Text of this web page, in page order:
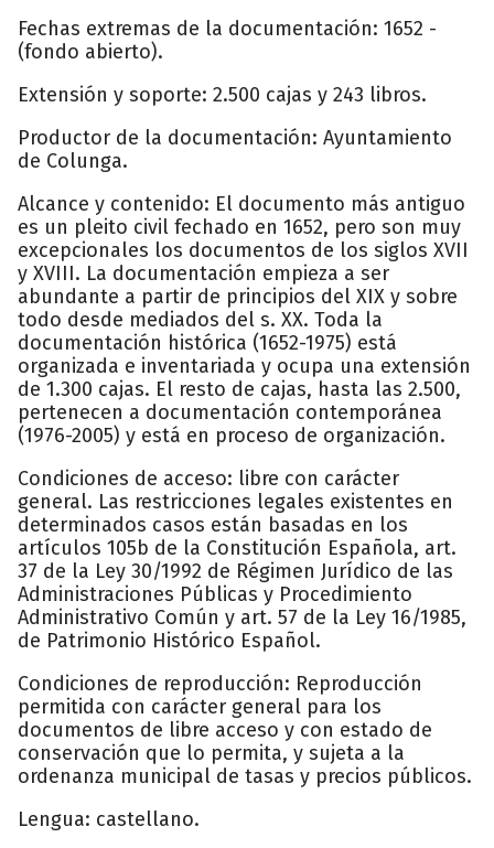
Fechas extremas de la documentación: 1652 -
(fondo abierto).
Extensión y soporte: 2.500 cajas y 243 libros.
Productor de la documentación: Ayuntamiento
de Colunga.
Alcance y contenido: El documento más antiguo
es un pleito civil fechado en 1652, pero son muy
excepcionales los documentos de los siglos XVII
y XVIII. La documentación empieza a ser
abundante a partir de principios del XIX y sobre
todo desde mediados del s. XX. Toda la
documentación histórica (1652-1975) está
organizada e inventariada y ocupa una extensión
de 1.300 cajas. El resto de cajas, hasta las 2.500,
pertenecen a documentación contemporánea
(1976-2005) y está en proceso de organización.
Condiciones de acceso: libre con carácter
general. Las restricciones legales existentes en
determinados casos están basadas en los
artículos 105b de la Constitución Española, art.
37 de la Ley 30/1992 de Régimen Jurídico de las
Administraciones Públicas y Procedimiento
Administrativo Común y art. 57 de la Ley 16/1985,
de Patrimonio Histórico Español.
Condiciones de reproducción: Reproducción
permitida con carácter general para los
documentos de libre acceso y con estado de
conservación que lo permita, y sujeta a la
ordenanza municipal de tasas y precios públicos.
Lengua: castellano.